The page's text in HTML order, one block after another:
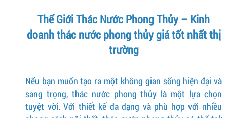
Thế Giới Thác Nước Phong Thủy – Kinh
doanh thác nước phong thủy giá tốt nhất thị
trường
Nếu bạn muốn tạo ra một không gian sống hiện đại và
sang trọng, thác nước phong thủy là một lựa chọn
tuyệt vời. Với thiết kế đa dạng và phù hợp với nhiều